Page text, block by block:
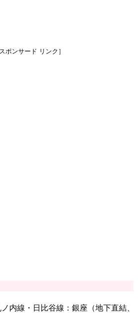
スポンサード リンク］
内線・日比谷線：銀座（地下直結、